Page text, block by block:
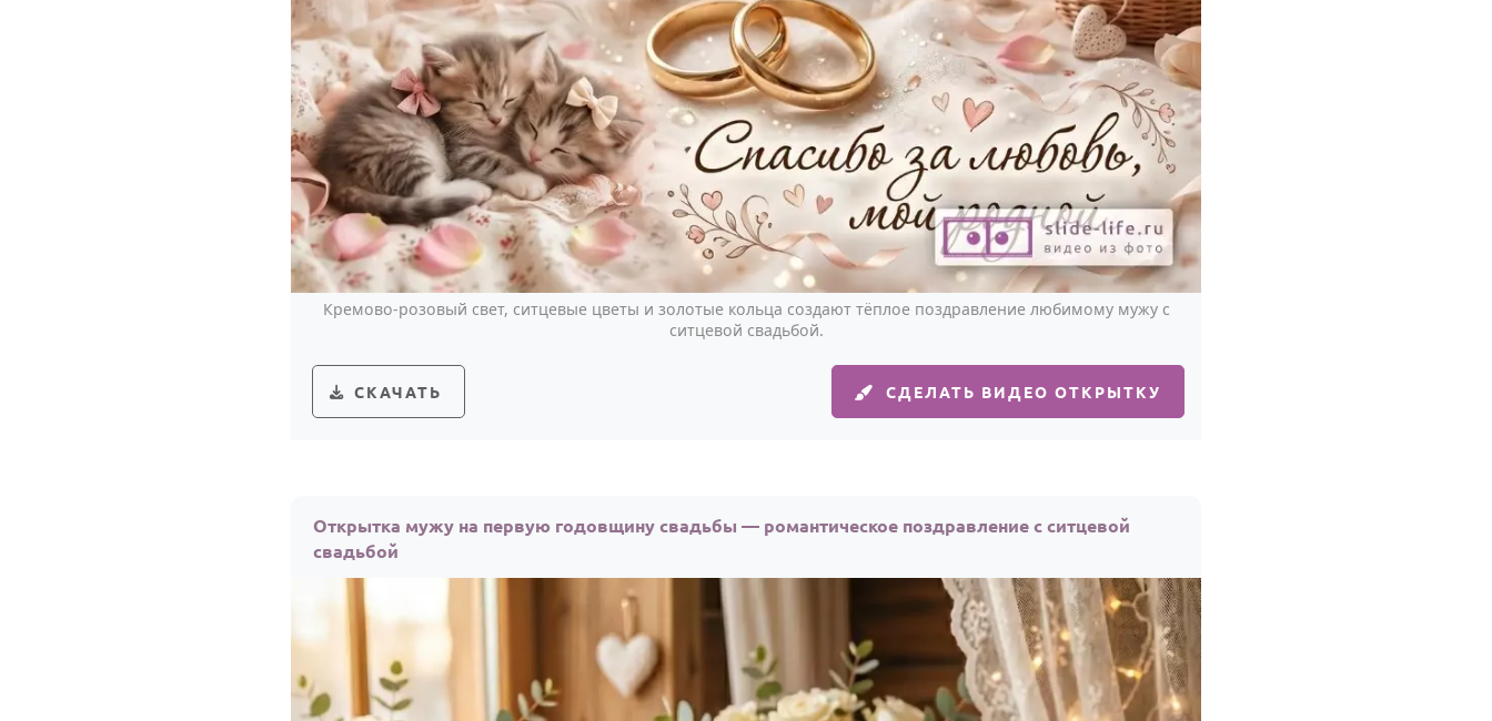
Кремово-розовый свет, ситцевые цветы и золотые кольца создают тёплое поздравление любимому мужу с
ситцевой свадьбой.
СКАЧАТЬ СДЕЛАТЬ ВИДЕО ОТКРЫТКУ
Открытка мужу на первую годовщину свадьбы — романтическое поздравление с ситцевой
свадьбой